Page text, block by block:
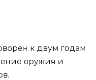
к двум годам
оружия и